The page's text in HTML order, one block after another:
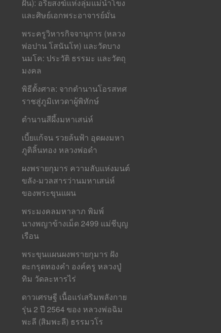
ฝั้น): อริยสงฆ์แห่งลุ่มแม่น้ำโขง
และศิษย์เอกพระอาจารย์มั่น
พระครูวิหารกิจจานุการ (หลวง
พ่อปาน โสนันโท) และวัดบาง
นมโค: ประวัติ ธรรมะ และวัตถุ
มงคล
พิธีตั้งศาล: จากตำนานโอรสทศ
ราชสู่ภูมิเทวดาผู้พิทักษ์
ตำนานสีผึ้งมหาเสน่ห์
เบี้ยแก้จน รวยล้นฟ้า อุดผงมหา
ภูติลิ้นทอง หลวงพ่อดำ
ผงพรายกุมาร ความลับแห่งมนต์
ขลัง-มวลสารว่านมหาเสน่ห์
ของพระขุนแผน
พระมงคลมหาลาภ พิมพ์
นางพญาข้างเม็ด 2499 แม่ชีบุญ
เรือน
พระขุนแผนผงพรายกุมาร ฝัง
ตะกรุดทองคำ องค์ครู หลวงปู่
ทิม วัดละหารไร่
ดาวเศรษฐี เนื้อแร่เสริมพลังกาย
รุ่น 2 ปี 2564 ของ หลวงพ่อฉิม
พะลี (สิมพะลี) ธรรมวโร